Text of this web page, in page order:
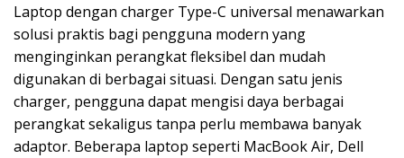
Laptop dengan charger Type-C universal menawarkan
solusi praktis bagi pengguna modern yang
menginginkan perangkat fleksibel dan mudah
digunakan di berbagai situasi. Dengan satu jenis
charger, pengguna dapat mengisi daya berbagai
perangkat sekaligus tanpa perlu membawa banyak
adaptor. Beberapa laptop seperti MacBook Air, Dell